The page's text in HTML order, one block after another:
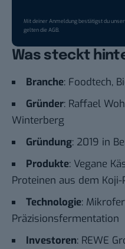
Mit deiner Anmeldung bestätigst du
gelten dieAGB.
Was steckt
Branche: Foodtech,
Gründer: Raffael
Winterberg
Gründung: 2019 in
Produkte: Vegane
Proteinen aus dem Koji-
Technologie:
Präzisionsfermentation
Investoren: REWE